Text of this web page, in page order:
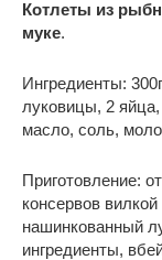
Котлеты из
муке.
Ингредиенты:
луковицы, 2 яйца,
масло, соль,
Приготовление:
консервов
нашинкованный
ингредиенты,